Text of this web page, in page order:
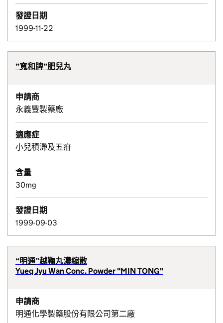
發證日期
1999-11-22
”寬和牌”肥兒丸
申請商
永義豐製藥廠
適應症
小兒積滯及五疳
含量
30mg
發證日期
1999-09-03
“明通”越鞠丸濃縮散
Yueq Jyu Wan Conc. Powder "MIN TONG"
申請商
明通化學製藥股份有限公司第二廠